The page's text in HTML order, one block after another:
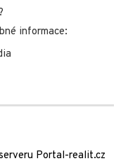
informace:
Portal-realit.cz